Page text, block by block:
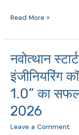
Read More »
नवोत्थान
इंजीनियरिंग
1.0” का
2026
Leave a Comment
नवोत्थान
स्टार्टअप
फाउंडेशन,
राजकीय
इंजीनियरिंग
कॉलेज
कन्नौज